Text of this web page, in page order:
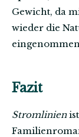
Gewicht, da
wieder die
Fazit
Stromlinien